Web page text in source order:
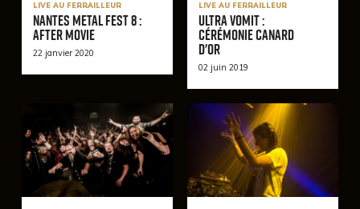
LIVE AU FERRAILLEUR
Nantes Metal Fest 8 :
After Movie
22 janvier 2020
LIVE AU FERRAILLEUR
Ultra Vomit :
Cérémonie Canard
d'or
02 juin 2019